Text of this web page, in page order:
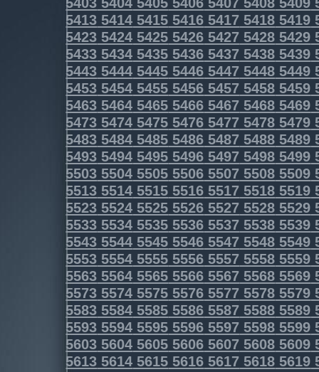
5413 5414 5415 5416 5417 5418 5419
5423 5424 5425 5426 5427 5428 5429
5433 5434 5435 5436 5437 5438 5439
5443 5444 5445 5446 5447 5448 5449
5453 5454 5455 5456 5457 5458 5459
5463 5464 5465 5466 5467 5468 5469
5473 5474 5475 5476 5477 5478 5479
5483 5484 5485 5486 5487 5488 5489
5493 5494 5495 5496 5497 5498 5499
5503 5504 5505 5506 5507 5508 5509
5513 5514 5515 5516 5517 5518 5519
5523 5524 5525 5526 5527 5528 5529
5533 5534 5535 5536 5537 5538 5539
5543 5544 5545 5546 5547 5548 5549
5553 5554 5555 5556 5557 5558 5559
5563 5564 5565 5566 5567 5568 5569
5573 5574 5575 5576 5577 5578 5579
5583 5584 5585 5586 5587 5588 5589
5593 5594 5595 5596 5597 5598 5599
5603 5604 5605 5606 5607 5608 5609
5613 5614 5615 5616 5617 5618 5619